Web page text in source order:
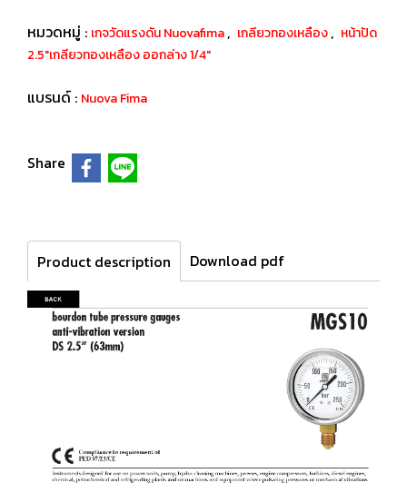
หมวดหมู่ : เกจวัดแรงดัน Nuovafima, เกลียวทองเหลือง, หน้าปัด
2.5"เกลียวทองเหลือง ออกล่าง 1/4"
แบรนด์ : Nuova Fima
Share
Product description Download pdf